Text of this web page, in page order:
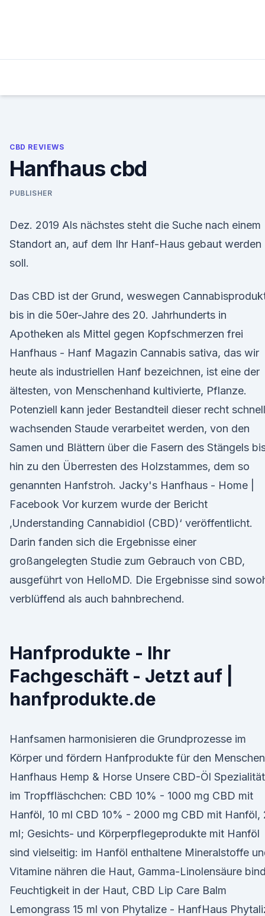
CBD REVIEWS
Hanfhaus cbd
PUBLISHER
Dez. 2019 Als nächstes steht die Suche nach einem
Standort an, auf dem Ihr Hanf-Haus gebaut werden
soll.
Das CBD ist der Grund, weswegen
bis in die 50er-Jahre des 20. Jahrhunderts in
Apotheken als Mittel gegen Kopfschmerzen frei
Hanfhaus - Hanf Magazin Cannabis sativa, das wir
heute als industriellen Hanf bezeichnen, ist eine der
ältesten, von Menschenhand kultivierte, Pflanze.
Potenziell kann jeder Bestandteil dieser recht schnell
wachsenden Staude verarbeitet werden, von den
Samen und Blättern über die Fasern des Stängels
hin zu den Überresten des Holzstammes, dem so
genannten Hanfstroh. Jacky's Hanfhaus - Home |
Facebook Vor kurzem wurde der Bericht
‚Understanding Cannabidiol (CBD)‘ veröffentlicht.
Darin fanden sich die Ergebnisse einer
großangelegten Studie zum Gebrauch von CBD,
ausgeführt von HelloMD. Die Ergebnisse sind
verblüffend als auch bahnbrechend.
Hanfprodukte - Ihr
Fachgeschäft - Jetzt auf |
hanfprodukte.de
Hanfsamen harmonisieren die Grundprozesse im
Körper und fördern Hanfprodukte für den Menschen |
Hanfhaus Hemp & Horse Unsere CBD-Öl Spezialität
im Tropffläschchen: CBD 10% - 1000 mg CBD mit
Hanföl, 10 ml CBD 10% - 2000 mg CBD mit Hanföl,
ml; Gesichts- und Körperpflegeprodukte mit Hanföl
sind vielseitig: im Hanföl enthaltene Mineralstoffe
Vitamine nähren die Haut, Gamma-Linolensäure
Feuchtigkeit in der Haut, CBD Lip Care Balm
Lemongrass 15 ml von Phytalize - HanfHaus